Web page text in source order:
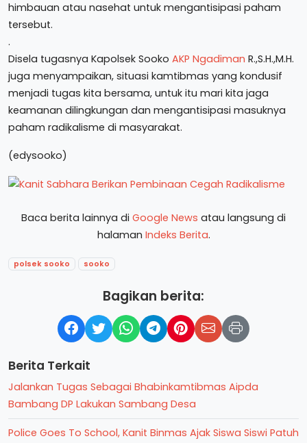
himbauan atau nasehat untuk mengantisipasi paham
tersebut.
.
Disela tugasnya Kapolsek Sooko AKP Ngadiman R.,S.H.,M.H.
juga menyampaikan, situasi kamtibmas yang kondusif
menjadi tugas kita bersama, untuk itu mari kita jaga
keamanan dilingkungan dan mengantisipasi masuknya
paham radikalisme di masyarakat.
(edysooko)
Baca berita lainnya di Google News atau langsung di
halaman Indeks Berita.
polsek sooko sooko
Bagikan berita:
Berita Terkait
Jalankan Tugas Sebagai Bhabinkamtibmas Aipda
Bambang DP Lakukan Sambang Desa
Police Goes To School, Kanit Binmas Ajak Siswa Siswi Patuh